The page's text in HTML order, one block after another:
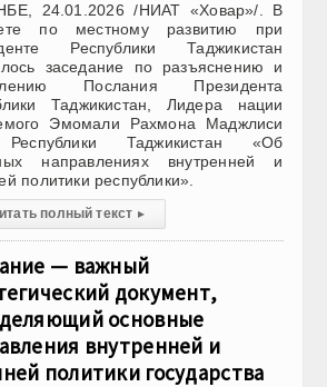
24.01.2026 /НИАТ «Ховар»/. В
по местному развитию при
Республики Таджикистан
заседание по разъяснению и
Послания Президента
Таджикистан, Лидера нации
Эмомали Рахмона Маджлиси
Таджикистан «Об
направлениях внутренней и
политики республики».
полный текст ▸
— важный
документ,
основные
внутренней и
политики государства